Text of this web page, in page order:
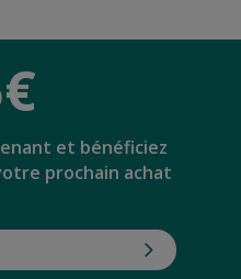
et bénéficiez
prochain achat